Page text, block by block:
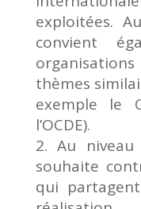
exploitées.
convient
thèmes
exemple le
l’OCDE).
Au niveau
souhaite
qui